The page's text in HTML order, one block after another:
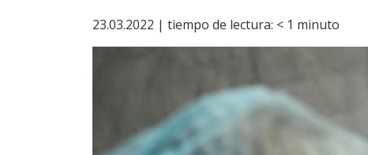
23.03.2022 | tiempo de lectura: < 1 minuto